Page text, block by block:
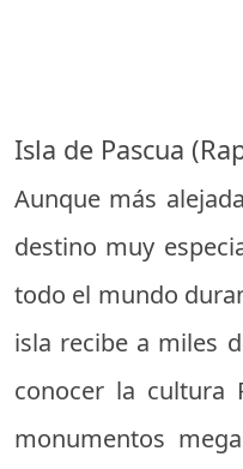
Isla de Pascua
Aunque más
destino muy
todo el mundo
isla recibe a miles
conocer la cultura
monumentos